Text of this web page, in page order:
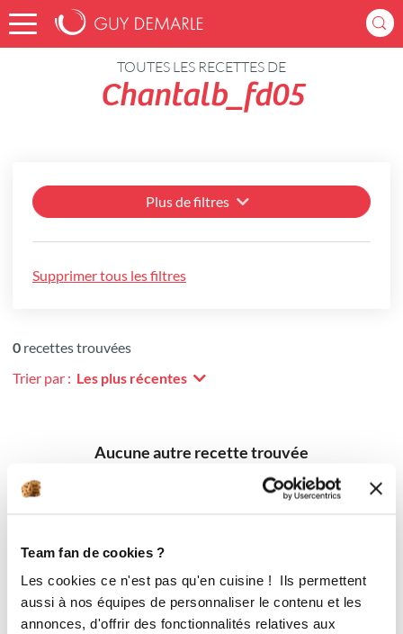
Team fan de cookies ?
Les cookies ce n'est pas qu'en cuisine ! Ils permettent
aussi à nos équipes de personnaliser le contenu et les
annonces, d'offrir des fonctionnalités relatives aux
Accueil Recettes
TOUTES LES RECETTES DE
Chantalb_fd05
Plus de filtres
Supprimer tous les filtres
0 recettes trouvées
Trier par : Les plus récentes
Aucune autre recette trouvée